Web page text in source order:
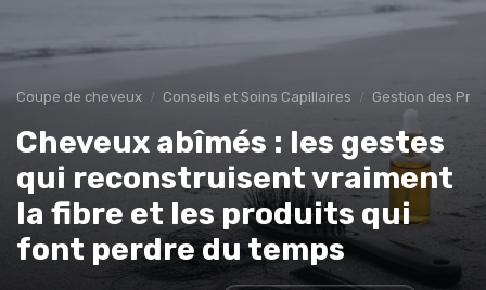
Coupe de cheveux Conseils et Soins Capillaires Gestion des
Cheveux abîmés : les gestes
qui reconstruisent vraiment
la fibre et les produits qui
font perdre du temps